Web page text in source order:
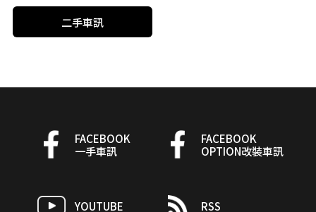
二手車訊
FACEBOOK
一手車訊
FACEBOOK
OPTION改裝車訊
YOUTUBE RSS